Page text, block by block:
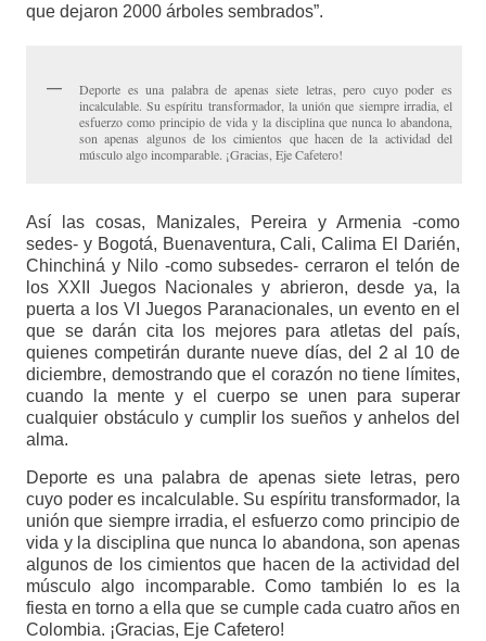
que dejaron 2000 árboles sembrados”.
Deporte es una palabra de apenas siete letras, pero cuyo poder es
incalculable. Su espíritu transformador, la unión que siempre irradia, el
esfuerzo como principio de vida y la disciplina que nunca lo abandona,
son apenas algunos de los cimientos que hacen de la actividad del
músculo algo incomparable. ¡Gracias, Eje Cafetero!
Así las cosas, Manizales, Pereira y Armenia -como
sedes- y Bogotá, Buenaventura, Cali, Calima El Darién,
Chinchiná y Nilo -como subsedes- cerraron el telón de
los XXII Juegos Nacionales y abrieron, desde ya, la
puerta a los VI Juegos Paranacionales, un evento en el
que se darán cita los mejores para atletas del país,
quienes competirán durante nueve días, del 2 al 10 de
diciembre, demostrando que el corazón no tiene límites,
cuando la mente y el cuerpo se unen para superar
cualquier obstáculo y cumplir los sueños y anhelos del
alma.
Deporte es una palabra de apenas siete letras, pero
cuyo poder es incalculable. Su espíritu transformador, la
unión que siempre irradia, el esfuerzo como principio de
vida y la disciplina que nunca lo abandona, son apenas
algunos de los cimientos que hacen de la actividad del
músculo algo incomparable. Como también lo es la
fiesta en torno a ella que se cumple cada cuatro años en
Colombia. ¡Gracias, Eje Cafetero!